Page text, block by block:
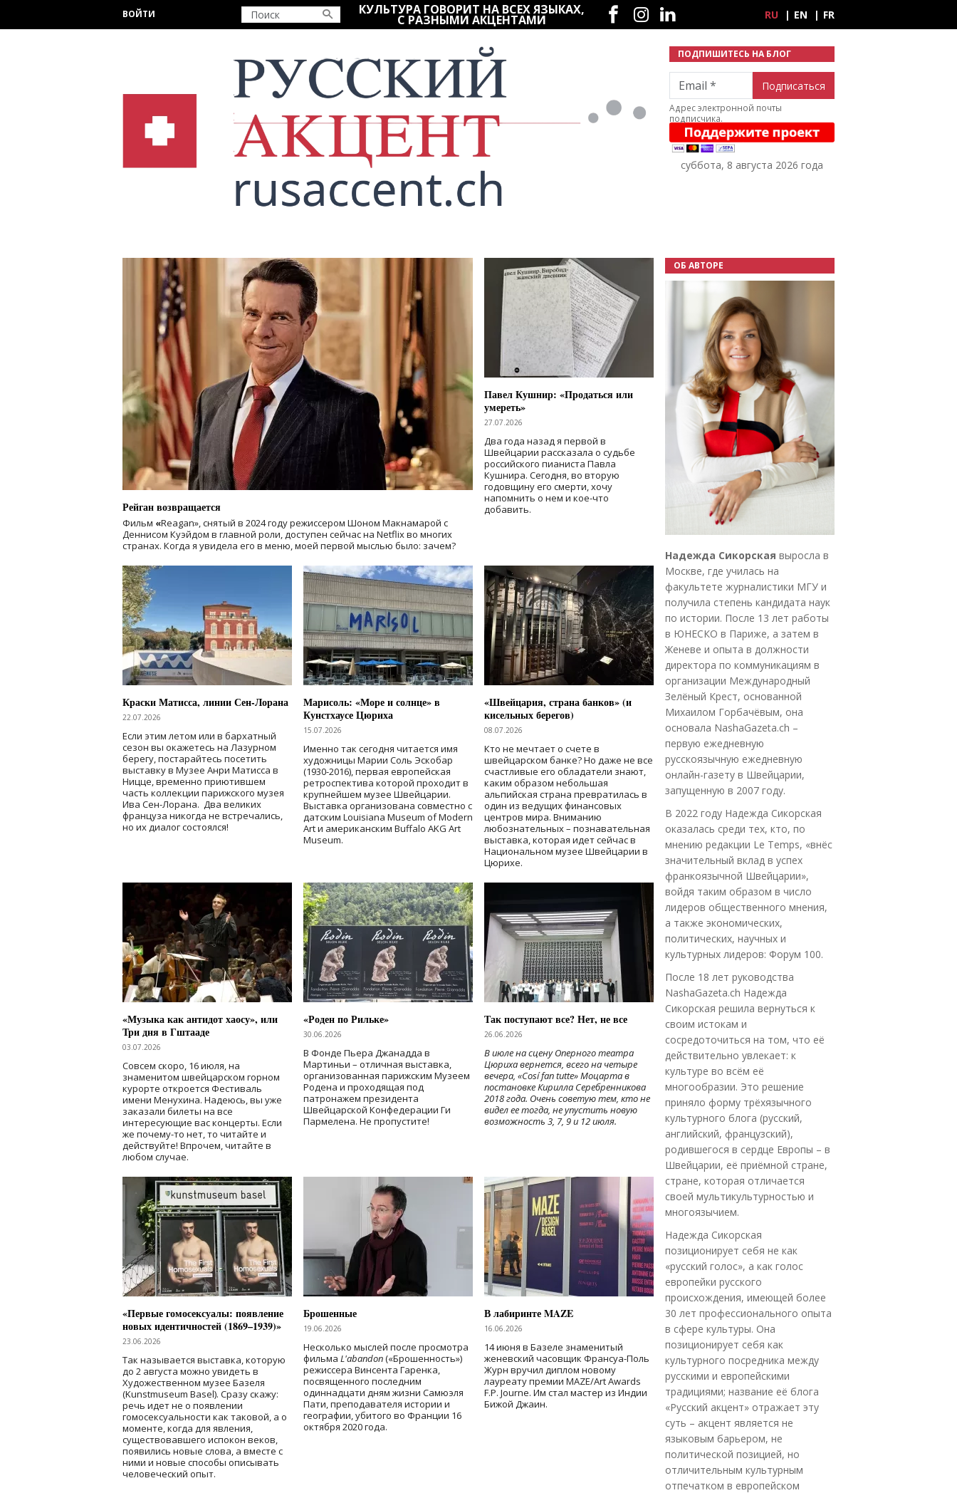
ВОЙТИ КУЛЬТУРА ГОВОРИТ НА ВСЕХ ЯЗЫКАХ,
С РАЗНЫМИ АКЦЕНТАМИ
Социальные сети
RU EN FR
ПОДПИШИТЕСЬ НА БЛОГ
Email
Адрес электронной почты
подписчика.
суббота, 8 августа 2026 года
Рейган возвращается
Фильм «Reagan», снятый в 2024 годурежиссером Шоном Макнамарой с
Деннисом Куэйдом в главной роли, доступен сейчас на Netflix во многих
странах. Когда я увидела его в меню, моей первой мыслью было: зачем?
Павел Кушнир: «Продаться или
умереть»
27.07.2026
Два года назад я первой в
Швейцарии рассказала о судьбе
российского пианиста Павла
Кушнира. Сегодня, во вторую
годовщину его смерти, хочу
напомнить о нем и кое-что
добавить.
Краски Матисса, линии Сен-Лорана
22.07.2026
Если этим летом или в бархатный
сезон вы окажетесь на Лазурном
берегу, постарайтесь посетить
выставку в Музее Анри Матисса в
Ницце, временно приютившем
часть коллекции парижского музея
Ива Сен-Лорана. Два великих
француза никогда не встречались,
но их диалог состоялся!
Марисоль: «Море и солнце» в
Кунстхаусе Цюриха
15.07.2026
Именно так сегодня читается имя
художницы Марии Соль Эскобар
(1930-2016), первая европейская
ретроспектива которой проходит в
крупнейшем музее Швейцарии.
Выставка организована совместно с
датским Louisiana Museum of Modern
Art и американским Buffalo AKG Art
Museum.
«Швейцария, страна банков» (и
кисельных берегов)
08.07.2026
Кто не мечтает о счете в
швейцарском банке? Но даже не все
счастливые его обладатели знают,
каким образом небольшая
альпийская страна превратилась в
один из ведущих финансовых
центров мира. Вниманию
любознательных – познавательная
выставка, которая идет сейчас в
Национальном музее Швейцарии в
Цюрихе.
«Музыка как антидот хаосу», или
Три дня в Гштааде
03.07.2026
Совсем скоро, 16 июля, на
знаменитом швейцарском горном
курорте откроется Фестиваль
имени Менухина. Надеюсь, вы уже
заказали билеты на все
интересующие вас концерты. Если
же почему-то нет, то читайте и
действуйте! Впрочем, читайте в
любом случае.
«Роден по Рильке»
30.06.2026
В Фонде Пьера Джанадда в
Мартиньи – отличная выставка,
организованная парижским Музеем
Родена и проходящая под
патронажем президента
Швейцарской Конфедерации Ги
Пармелена. Не пропустите!
Так поступают все? Нет, не все
26.06.2026
В июле на сцену Оперного театра
Цюриха вернется, всего на четыре
вечера, «Cosí fan tutte» Моцарта в
постановке Кирилла Серебренникова
2018 года. Очень советую тем, кто не
видел ее тогда, не упустить новую
возможность 3, 7, 9 и 12 июля.
«Первые гомосексуалы: появление
новых идентичностей (1869–1939)»
23.06.2026
Так называется выставка, которую
до 2 августа можно увидеть в
Художественном музее Базеля
(Kunstmuseum Basel). Сразу скажу:
речь идет не о появлении
гомосексуальности как таковой, а о
моменте, когда для явления,
существовавшего испокон веков,
появились новые слова, а вместе с
ними и новые способы описывать
человеческий опыт.
Брошенные
19.06.2026
Несколько мыслей после просмотра
фильма L'abandon(«Брошенность»)
режиссера Винсента Гаренка,
посвященного последним
одиннадцати дням жизни Самюэля
Пати, преподавателя истории и
географии, убитого во Франции 16
октября 2020 года.
В лабиринте MAZE
16.06.2026
14 июня в Базеле знаменитый
женевский часовщик Франсуа-Поль
Журн вручил диплом новому
лауреату премии MAZE/Art Awards
F.P. Journe. Им стал мастер из Индии
Бижой Джаин.
ОБ АВТОРЕ
Надежда Сикорская выросла в
Москве, где училась на
факультете журналистики МГУ и
получила степень кандидата наук
по истории. После 13 лет работы
в ЮНЕСКО в Париже, а затем в
Женеве и опыта в должности
директора по коммуникациям в
организации Международный
Зелёный Крест, основанной
Михаилом Горбачёвым, она
основала NashaGazeta.ch –
первую ежедневную
русскоязычную ежедневную
онлайн-газету в Швейцарии,
запущенную в 2007 году.
В 2022 году Надежда Сикорская
оказалась среди тех, кто, по
мнению редакции Le Temps, «внёс
значительный вклад в успех
франкоязычной Швейцарии»,
войдя таким образом в число
лидеров общественного мнения,
а также экономических,
политических, научных и
культурных лидеров: Форум 100.
После 18 лет руководства
NashaGazeta.ch Надежда
Сикорская решила вернуться к
своим истокам и
сосредоточиться на том, что её
действительно увлекает: к
культуре во всём её
многообразии. Это решение
приняло форму трёхязычного
культурного блога (русский,
английский, французский),
родившегося в сердце Европы – в
Швейцарии, её приёмной стране,
стране, которая отличается
своей мультикультурностью и
многоязычием.
Надежда Сикорская
позиционирует себя не как
«русский голос», а как голос
европейки русского
происхождения, имеющей более
30 лет профессионального опыта
в сфере культуры. Она
позиционирует себя как
культурного посредника между
русскими и европейскими
традициями; название её блога
«Русский акцент» отражает эту
суть – акцент является не
языковым барьером, не
политической позицией, но
отличительным культурным
отпечатком в европейском